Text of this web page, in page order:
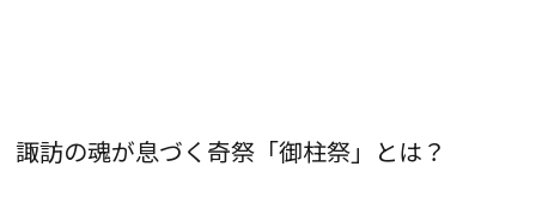
諏訪の魂が息づく奇祭「御柱祭」とは？